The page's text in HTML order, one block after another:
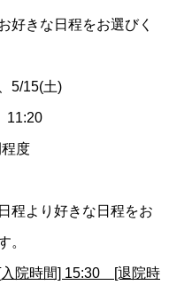
好きな日程をお選びく
5/15(土)
11:20
度
程より好きな日程をお
。
院時間] 15:30 [退院時